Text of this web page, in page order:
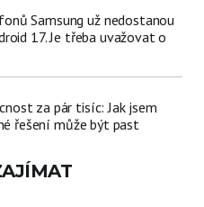
Samsung už nedostanou
17. Je třeba uvažovat o
za pár tisíc: Jak jsem
řešení může být past